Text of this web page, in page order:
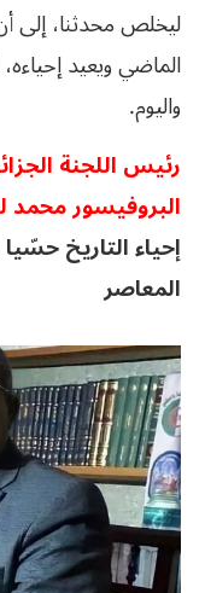
ليخلص محدثنا، إلى
الماضي ويعيد
واليوم.
رئيس اللجنة
البروفيسور
إحياء التاريخ
المعاصر